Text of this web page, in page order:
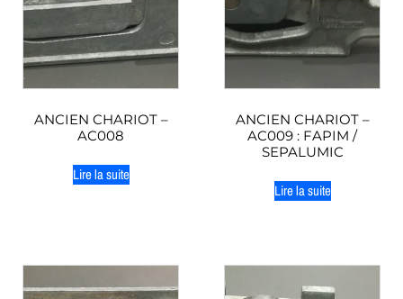
ANCIEN CHARIOT –
AC008
Lire la suite
ANCIEN CHARIOT –
AC009 : FAPIM /
SEPALUMIC
Lire la suite